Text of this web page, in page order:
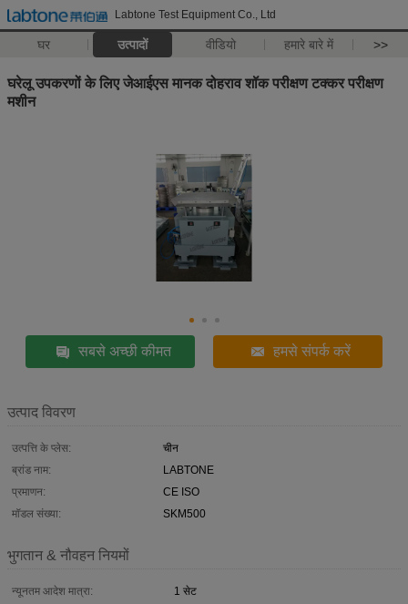
Labtone Test Equipment Co., Ltd
घर उत्पादों वीडियो हमारे बारे में >>
घरेलू उपकरणों के लिए जेआईएस मानक दोहराव शॉक परीक्षण टक्कर परीक्षण
मशीन
सबसे अच्छी कीमत हमसे संपर्क करें
उत्पाद विवरण
उत्पत्ति के प्लेस:
चीन
ब्रांड नाम:
LABTONE
प्रमाणन:
CE ISO
मॉडल संख्या:
SKM500
भुगतान & नौवहन नियमों
न्यूनतम आदेश मात्रा:
1 सेट